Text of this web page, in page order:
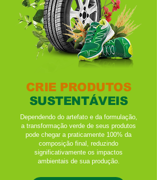
CRIE PRODUTOS
SUSTENTÁVEIS
Dependendo do artefato e da formulação,
a transformação verde de seus produtos
pode chegar a praticamente 100% da
composição final, reduzindo
significativamente os impactos
ambientais de sua produção.